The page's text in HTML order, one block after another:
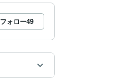
フォロー49